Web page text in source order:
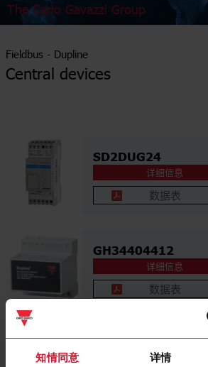
知情同意 详情
The Carlo Gavazzi Group
Fieldbus - Dupline
Central devices
SD2DUG24
详细信息
数据表
GH34404412
详细信息
数据表
GH34850000724
详细信息